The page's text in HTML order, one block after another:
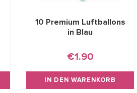
10 Premium Luftballons
in Blau
€1.90
IN DEN WARENKORB